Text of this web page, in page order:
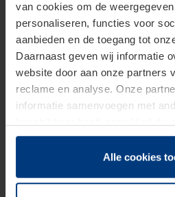
van cookies om de
personaliseren, functies voor
aanbieden en de toegang tot
Daarnaast geven wij informatie
website door aan onze partners
reclame en analyse. Onze
informatie samenvoegen met
hun diensten hebben verzameld.
Juridisch hebben wij het recht
van deze pagina's absoluut
Alle cookies